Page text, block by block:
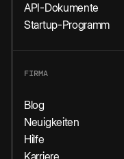
API-Dokumente
Startup-Programm
FIRMA
Blog
Neuigkeiten
Hilfe